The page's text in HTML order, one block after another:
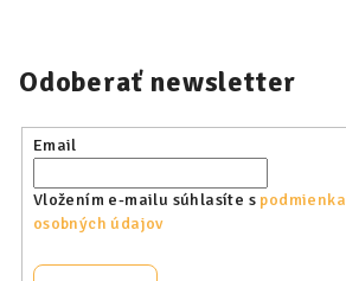
Odoberať newsletter
Email
Vložením e-mailu súhlasíte s
osobných údajov